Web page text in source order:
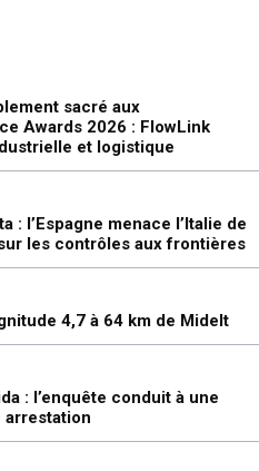
sacré aux
Awards 2026 : FlowLink
et logistique
: l’Espagne menace l’Italie de
les contrôles aux frontières
4,7 à 64 km de Midelt
: l’enquête conduit à une
arrestation